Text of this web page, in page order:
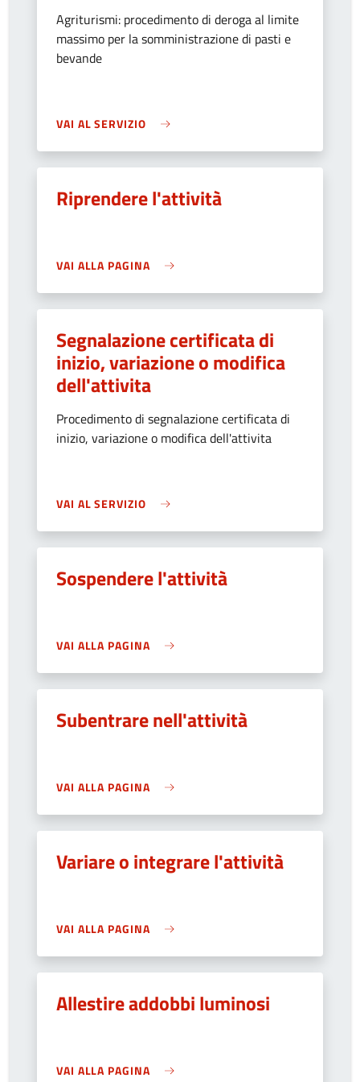
Agriturismi: procedimento di deroga al limite
massimo per la somministrazione di pasti e
bevande
VAI AL SERVIZIO
Riprendere l'attività
VAI ALLA PAGINA
Segnalazione certificata di
inizio, variazione o modifica
dell'attivita
Procedimento di segnalazione certificata di
inizio, variazione o modifica dell'attivita
VAI AL SERVIZIO
Sospendere l'attività
VAI ALLA PAGINA
Subentrare nell'attività
VAI ALLA PAGINA
Variare o integrare l'attività
VAI ALLA PAGINA
Allestire addobbi luminosi
VAI ALLA PAGINA